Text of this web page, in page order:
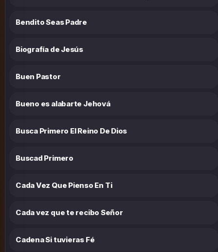
Bendito Seas Padre
Biografía de Jesús
Buen Pastor
Bueno es alabarte Jehová
Busca Primero El Reino De Dios
Buscad Primero
Cada Vez Que Pienso En Ti
Cada vez que te recibo Señor
Cadena Si tuvieras Fé